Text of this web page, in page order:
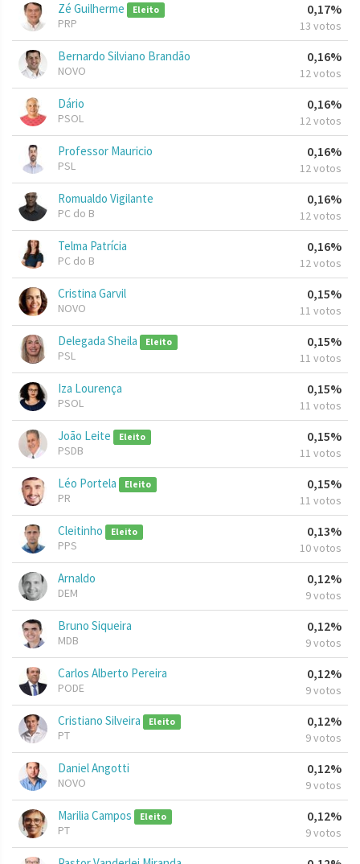
Zé Guilherme Eleito
PRP
0,17%
13 votos
Bernardo Silviano Brandão
NOVO
0,16%
12 votos
Dário
PSOL
0,16%
12 votos
Professor Mauricio
PSL
0,16%
12 votos
Romualdo Vigilante
PC do B
0,16%
12 votos
Telma Patrícia
PC do B
0,16%
12 votos
Cristina Garvil
NOVO
0,15%
11 votos
Delegada Sheila Eleito
PSL
0,15%
11 votos
Iza Lourença
PSOL
0,15%
11 votos
João Leite Eleito
PSDB
0,15%
11 votos
Léo Portela Eleito
PR
0,15%
11 votos
Cleitinho Eleito
PPS
0,13%
10 votos
Arnaldo
DEM
0,12%
9 votos
Bruno Siqueira
MDB
0,12%
9 votos
Carlos Alberto Pereira
PODE
0,12%
9 votos
Cristiano Silveira Eleito
PT
0,12%
9 votos
Daniel Angotti
NOVO
0,12%
9 votos
Marilia Campos Eleito
PT
0,12%
9 votos